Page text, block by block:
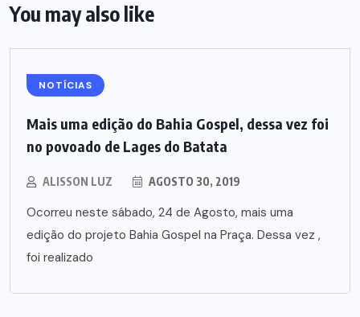
You may also like
NOTÍCIAS
Mais uma edição do Bahia Gospel, dessa vez foi
no povoado de Lages do Batata
ALISSON LUZ AGOSTO 30, 2019
Ocorreu neste sábado, 24 de Agosto, mais uma
edição do projeto Bahia Gospel na Praça. Dessa vez ,
foi realizado